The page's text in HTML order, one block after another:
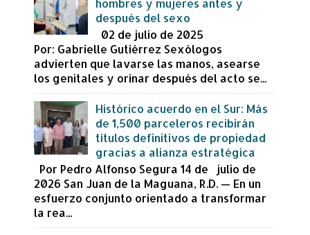
después del sexo
02 de julio de 2025
Por: Gabrielle Gutiérrez Sexólogos
advierten que lavarse las manos, asearse
los genitales y orinar después del acto se...
Histórico acuerdo en el Sur: Más
de 1,500 parceleros recibirán
títulos definitivos de propiedad
gracias a alianza estratégica
Por Pedro Alfonso Segura 14 de julio de
2026 San Juan de la Maguana, R.D. — En un
esfuerzo conjunto orientado a transformar
la rea...